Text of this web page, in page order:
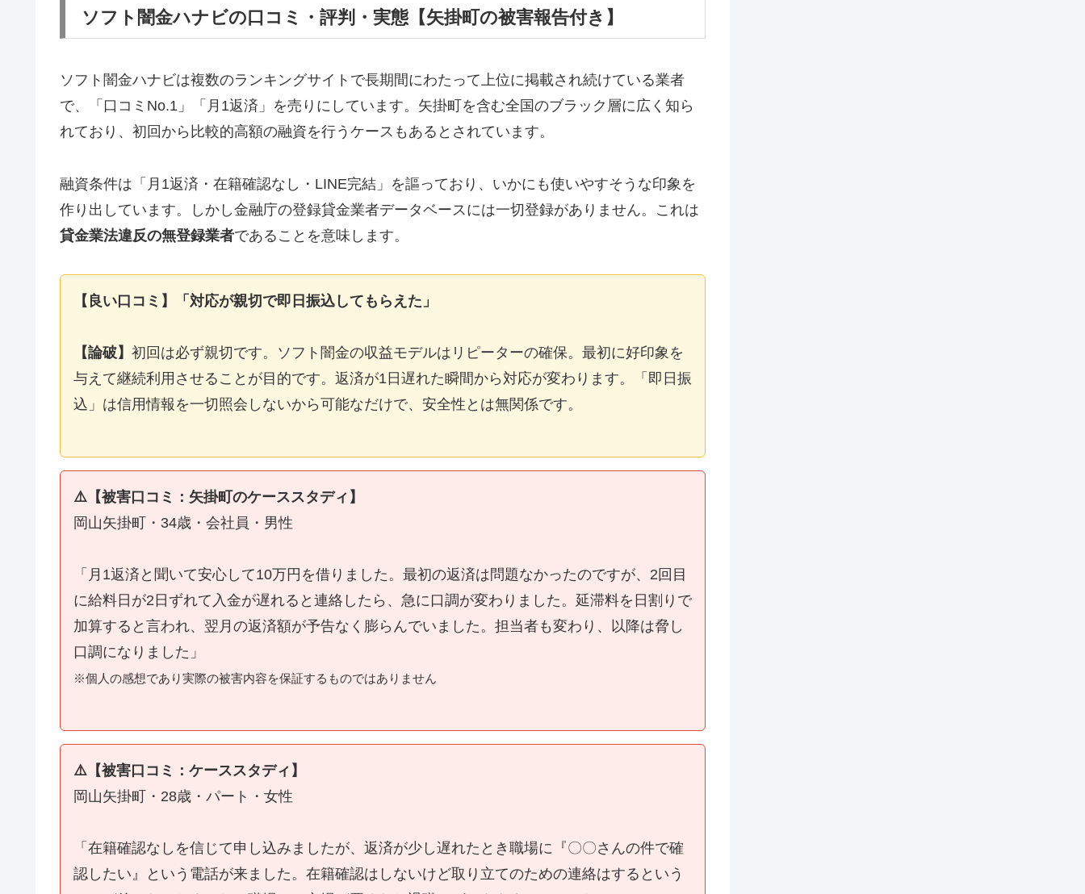
ソフト闇金ハナビの口コミ・評判・実態【矢掛町の被害報告付き】
ソフト闇金ハナビは複数のランキングサイトで長期間にわたって上位に掲載され続けている業者
で、「口コミNo.1」「月1返済」を売りにしています。矢掛町を含む全国のブラック層に広く知ら
れており、初回から比較的高額の融資を行うケースもあるとされています。
融資条件は「月1返済・在籍確認なし・LINE完結」を謳っており、いかにも使いやすそうな印象を
作り出しています。しかし金融庁の登録貸金業者データベースには一切登録がありません。これは
貸金業法違反の無登録業者であることを意味します。
【良い口コミ】「対応が親切で即日振込してもらえた」
【論破】 初回は必ず親切です。ソフト闇金の収益モデルはリピーターの確保。最初に好印象を
与えて継続利用させることが目的です。返済が1日遅れた瞬間から対応が変わります。「即日振
込」は信用情報を一切照会しないから可能なだけで、安全性とは無関係です。
⚠️【被害口コミ：矢掛町のケーススタディ】
岡山矢掛町・34歳・会社員・男性
「月1返済と聞いて安心して10万円を借りました。最初の返済は問題なかったのですが、2回目
に給料日が2日ずれて入金が遅れると連絡したら、急に口調が変わりました。延滞料を日割りで
加算すると言われ、翌月の返済額が予告なく膨らんでいました。担当者も変わり、以降は脅し
口調になりました」
※個人の感想であり実際の被害内容を保証するものではありません
⚠️【被害口コミ：ケーススタディ】
岡山矢掛町・28歳・パート・女性
「在籍確認なしを信じて申し込みましたが、返済が少し遅れたとき職場に『〇〇さんの件で確
認したい』という電話が来ました。在籍確認はしないけど取り立てのための連絡はするという